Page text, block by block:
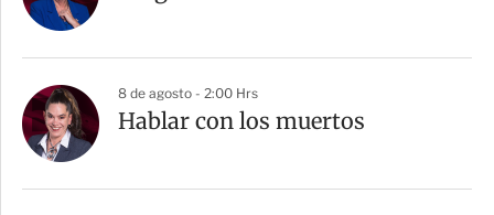
8 de agosto - 2:00 Hrs
Hablar con los muertos